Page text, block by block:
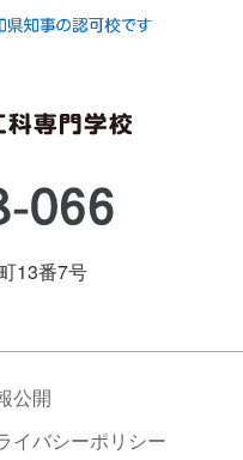
13番7号
公開
イバシーポリシー